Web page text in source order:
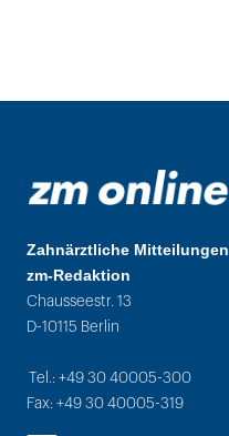
Zahnärztliche Mitteilungen
zm-Redaktion
Chausseestr. 13
D-10115 Berlin
Tel.: +49 30 40005-300
Fax: +49 30 40005-319